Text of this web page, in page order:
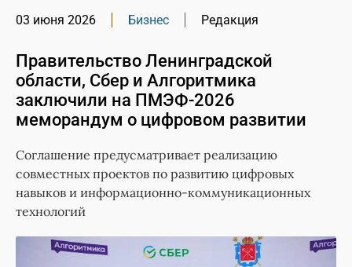
03 июня 2026 Бизнес Редакция
Правительство Ленинградской
области, Сбер и Алгоритмика
заключили на ПМЭФ-2026
меморандум о цифровом развитии
Соглашение предусматривает реализацию
совместных проектов по развитию цифровых
навыков и информационно-коммуникационных
технологий